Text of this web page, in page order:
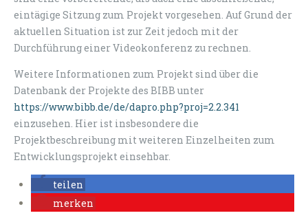
eintägige Sitzung zum Projekt vorgesehen. Auf Grund der
aktuellen Situation ist zur Zeit jedoch mit der
Durchführung einer Videokonferenz zu rechnen.
Weitere Informationen zum Projekt sind über die
Datenbank der Projekte des BIBB unter
https://www.bibb.de/de/dapro.php?proj=2.2.341
einzusehen. Hier ist insbesondere die
Projektbeschreibung mit weiteren Einzelheiten zum
Entwicklungsprojekt einsehbar.
teilen
merken